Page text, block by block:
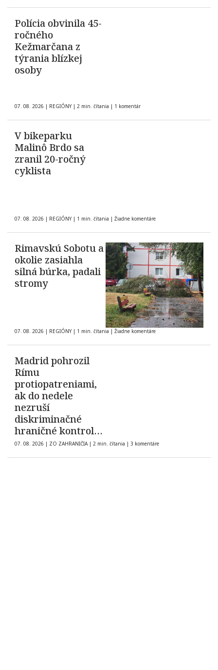
Polícia obvinila 45-
ročného
Kežmarčana z
týrania blízkej
osoby
07. 08. 2026 | REGIÓNY | 2 min. čítania | 1 komentár
V bikeparku
Malinô Brdo sa
zranil 20-ročný
cyklista
07. 08. 2026 | REGIÓNY | 1 min. čítania | Žiadne komentáre
Rimavskú Sobotu a
okolie zasiahla
silná búrka, padali
stromy
07. 08. 2026 | REGIÓNY | 1 min. čítania | Žiadne komentáre
Madrid pohrozil
Rímu
protiopatreniami,
ak do nedele
nezruší
diskriminačné
hraničné kontroly
španielskych
občanov
07. 08. 2026 | ZO ZAHRANIČIA | 2 min. čítania | 3 komentáre